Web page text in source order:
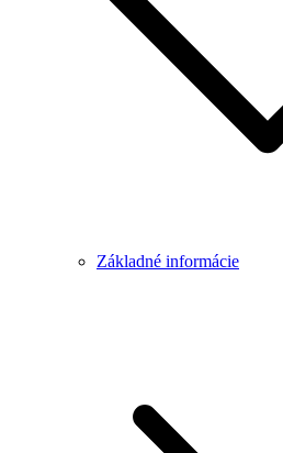
Základné informácie